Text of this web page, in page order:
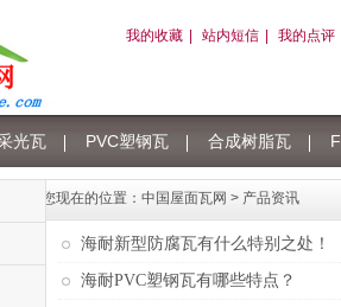
光瓦 PVC塑钢瓦 合成树脂瓦
我的收藏 站内短信 我的点评
您现在的位置： 中国屋面瓦网 > 产品资讯
海耐新型防腐瓦有什么特别之处！
海耐PVC塑钢瓦有哪些特点？